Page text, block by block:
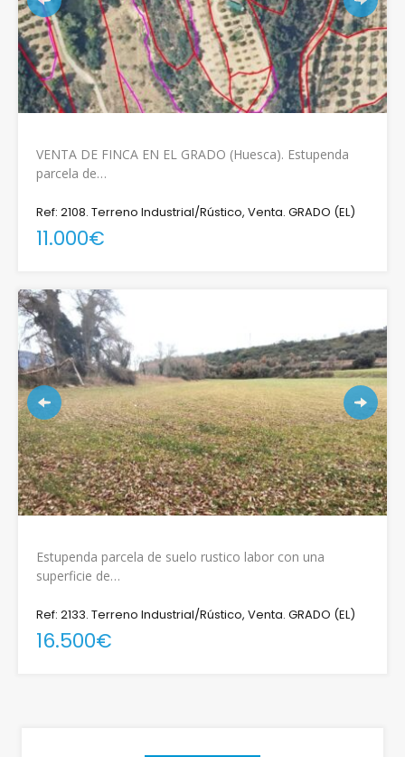
VENTA DE FINCA EN EL GRADO (Huesca). Estupenda
parcela de…
Ref: 2108. Terreno Industrial/Rústico, Venta. GRADO (EL)
11.000€
Estupenda parcela de suelo rustico labor con una
superficie de…
Ref: 2133. Terreno Industrial/Rústico, Venta. GRADO (EL)
16.500€